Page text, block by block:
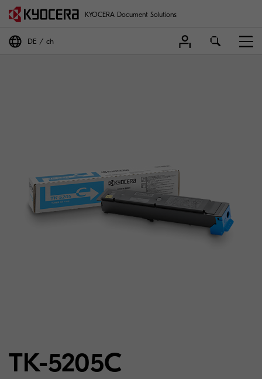
KYOCERA Document Solutions
DE ch
TK-5205C